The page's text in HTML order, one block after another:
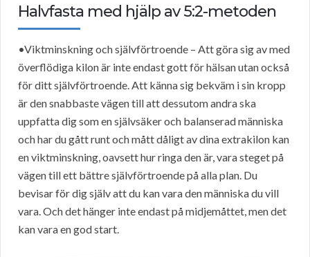
Halvfasta med hjälp av 5:2-metoden
•Viktminskning och självförtroende – Att göra sig av med
överflödiga kilon är inte endast gott för hälsan utan också
för ditt självförtroende. Att känna sig bekväm i sin kropp
är den snabbaste vägen till att dessutom andra ska
uppfatta dig som en självsäker och balanserad människa
och har du gått runt och mått dåligt av dina extrakilon kan
en viktminskning, oavsett hur ringa den är, vara steget på
vägen till ett bättre självförtroende på alla plan. Du
bevisar för dig själv att du kan vara den människa du vill
vara. Och det hänger inte endast på midjemåttet, men det
kan vara en god start.